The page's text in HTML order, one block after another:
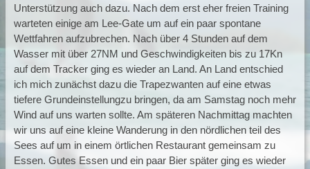
Unterstützung auch dazu. Nach dem erst eher freien Training
warteten einige am Lee-Gate um auf ein paar spontane
Wettfahren aufzubrechen. Nach über 4 Stunden auf dem
Wasser mit über 27NM und Geschwindigkeiten bis zu 17Kn
auf dem Tracker ging es wieder an Land. An Land entschied
ich mich zunächst dazu die Trapezwanten auf eine etwas
tiefere Grundeinstellungzu bringen, da am Samstag noch mehr
Wind auf uns warten sollte. Am späteren Nachmittag machten
wir uns auf eine kleine Wanderung in den nördlichen teil des
Sees auf um in einem örtlichen Restaurant gemeinsam zu
Essen. Gutes Essen und ein paar Bier später ging es wieder